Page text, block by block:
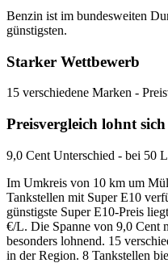
Benzin ist im bundesweiten
günstigsten.
Starker Wettbewerb
15 verschiedene Marken -
Preisvergleich lohnt sich
9,0 Cent Unterschied - bei 50
Im Umkreis von 10 km um
Tankstellen mit Super E10
günstigste Super E10-Preis
€/L. Die Spanne von 9,0 Cent
besonders lohnend. 15
in der Region. 8 Tankstellen